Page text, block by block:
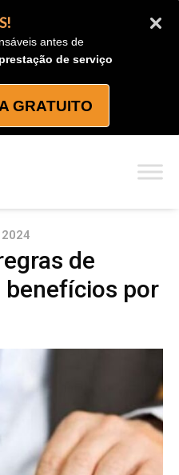
antes de
de serviço
GRATUITO
de
benefícios por